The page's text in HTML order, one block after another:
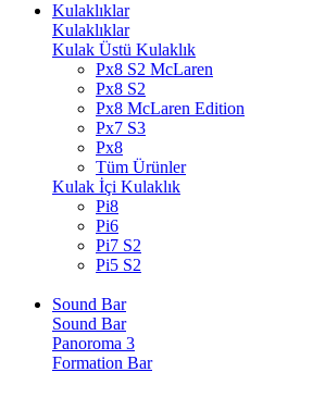
Kulaklıklar
Kulaklıklar
Kulak Üstü Kulaklık
Px8 S2 McLaren
Px8 S2
Px8 McLaren Edition
Px7 S3
Px8
Tüm Ürünler
Kulak İçi Kulaklık
Pi8
Pi6
Pi7 S2
Pi5 S2
Sound Bar
Sound Bar
Panoroma 3
Formation Bar